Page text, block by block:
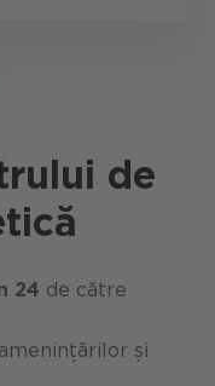
de
24 de către
și